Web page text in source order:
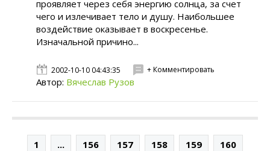
проявляет через себя энергию солнца, за счет
чего и излечивает тело и душу. Наибольшее
воздействие оказывает в воскресенье.
Изначальной причино...
2002-10-10 04:43:35 + Комментировать
Автор: Вячеслав Рузов
1 ... 156 157 158 159
160